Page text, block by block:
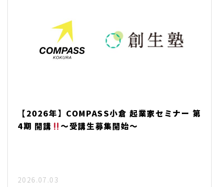
【2026年】COMPASS小倉 起業家セミナー 第
4期 開講
～受講生募集開始～
2026.07.03